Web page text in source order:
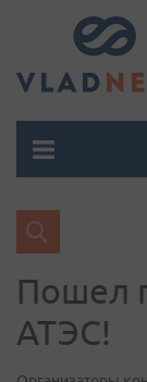
Пошел
АТЭС!